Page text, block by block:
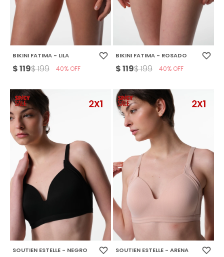
BIKINI FATIMA - LILA
$119$199 40
BIKINI FATIMA - ROSADO
$119$199 40
SOUTIEN ESTELLE - NEGRO SOUTIEN ESTELLE - ARENA